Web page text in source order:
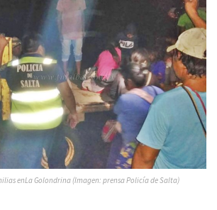
enLa Golondrina (Imagen: prensa Policía de Salta)